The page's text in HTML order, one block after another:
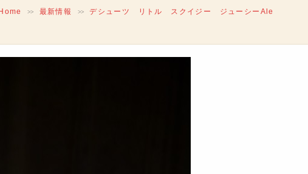
>> 最新情報 >> デシューツ リトル スクイジー ジューシーAle